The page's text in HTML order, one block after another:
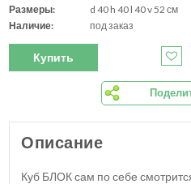
Размеры:
d 40 h 40 l 40 v 52 см
Наличие:
под заказ
Купить
Описание
Куб БЛОК сам по себе